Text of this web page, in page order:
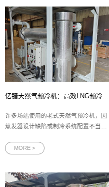
许多场站使用的老式天然气预冷机，因
蒸发器设计缺陷或制冷系统配置不当，
足，严重影响了天然气净化机的脱水效
爆、智能控制的防爆天然气预冷机。亿
MORE >